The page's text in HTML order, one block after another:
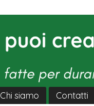
Chi siamo Contatti